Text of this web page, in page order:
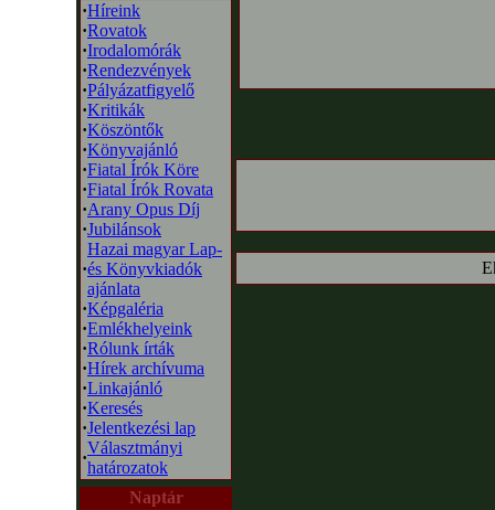
·Híreink
·Rovatok
·Irodalomórák
·Rendezvények
·Pályázatfigyelő
·Kritikák
·Köszöntők
·Könyvajánló
·Fiatal Írók Köre
·Fiatal Írók Rovata
·Arany Opus Díj
·Jubilánsok
·
Hazai magyar Lap-
és Könyvkiadók
ajánlata
·Képgaléria
·Emlékhelyeink
·Rólunk írták
·Hírek archívuma
·Linkajánló
·Keresés
·Jelentkezési lap
·
Választmányi
határozatok
Naptár